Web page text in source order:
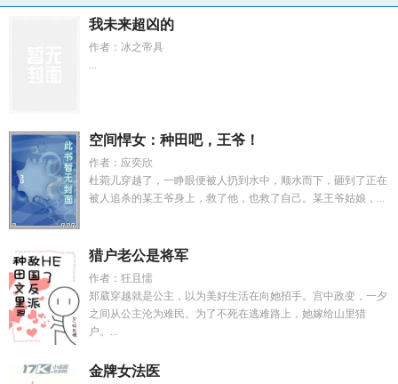
我未来超凶的
作者：冰之帝具
...
空间悍女：种田吧，王爷！
作者：应奕欣
杜菀儿穿越了，一睁眼便被人扔到水中，顺水而下，砸到了正在
被人追杀的某王爷身上，救了他，也救了自己。某王爷姑娘，...
猎户老公是将军
作者：狂且懦
郑葳穿越就是公主，以为美好生活在向她招手。宫中政变，一夕
之间从公主沦为难民。为了不死在逃难路上，她嫁给山里猎
户。...
金牌女法医